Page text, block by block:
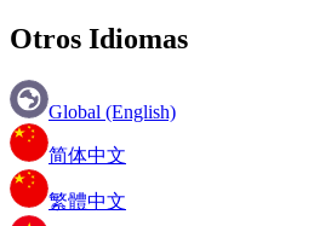
Otros Idiomas
Global (English)
简体中文
繁體中文